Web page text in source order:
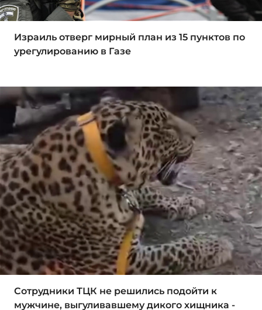
Израиль отверг мирный план из 15 пунктов по
урегулированию в Газе
Сотрудники ТЦК не решились подойти к
мужчине, выгуливавшему дикого хищника -